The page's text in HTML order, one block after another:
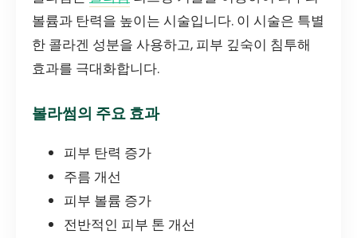
볼륨과 탄력을 높이는 시술입니다. 이 시술은 특별
한 콜라겐 성분을 사용하고, 피부 깊숙이 침투해
효과를 극대화합니다.
볼라썸의 주요 효과
피부 탄력 증가
주름 개선
피부 볼륨 증가
전반적인 피부 톤 개선